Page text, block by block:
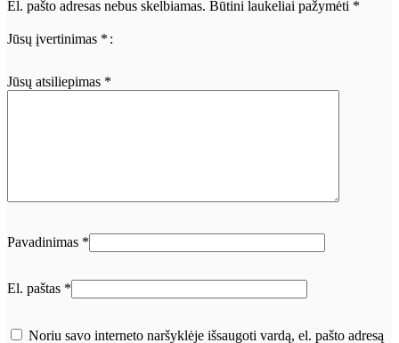
El. pašto adresas nebus skelbiamas. Būtini laukeliai pažymėti *
Jūsų įvertinimas *
Jūsų atsiliepimas *
Pavadinimas *
El. paštas *
Noriu savo interneto naršyklėje išsaugoti vardą, el. pašto adresą